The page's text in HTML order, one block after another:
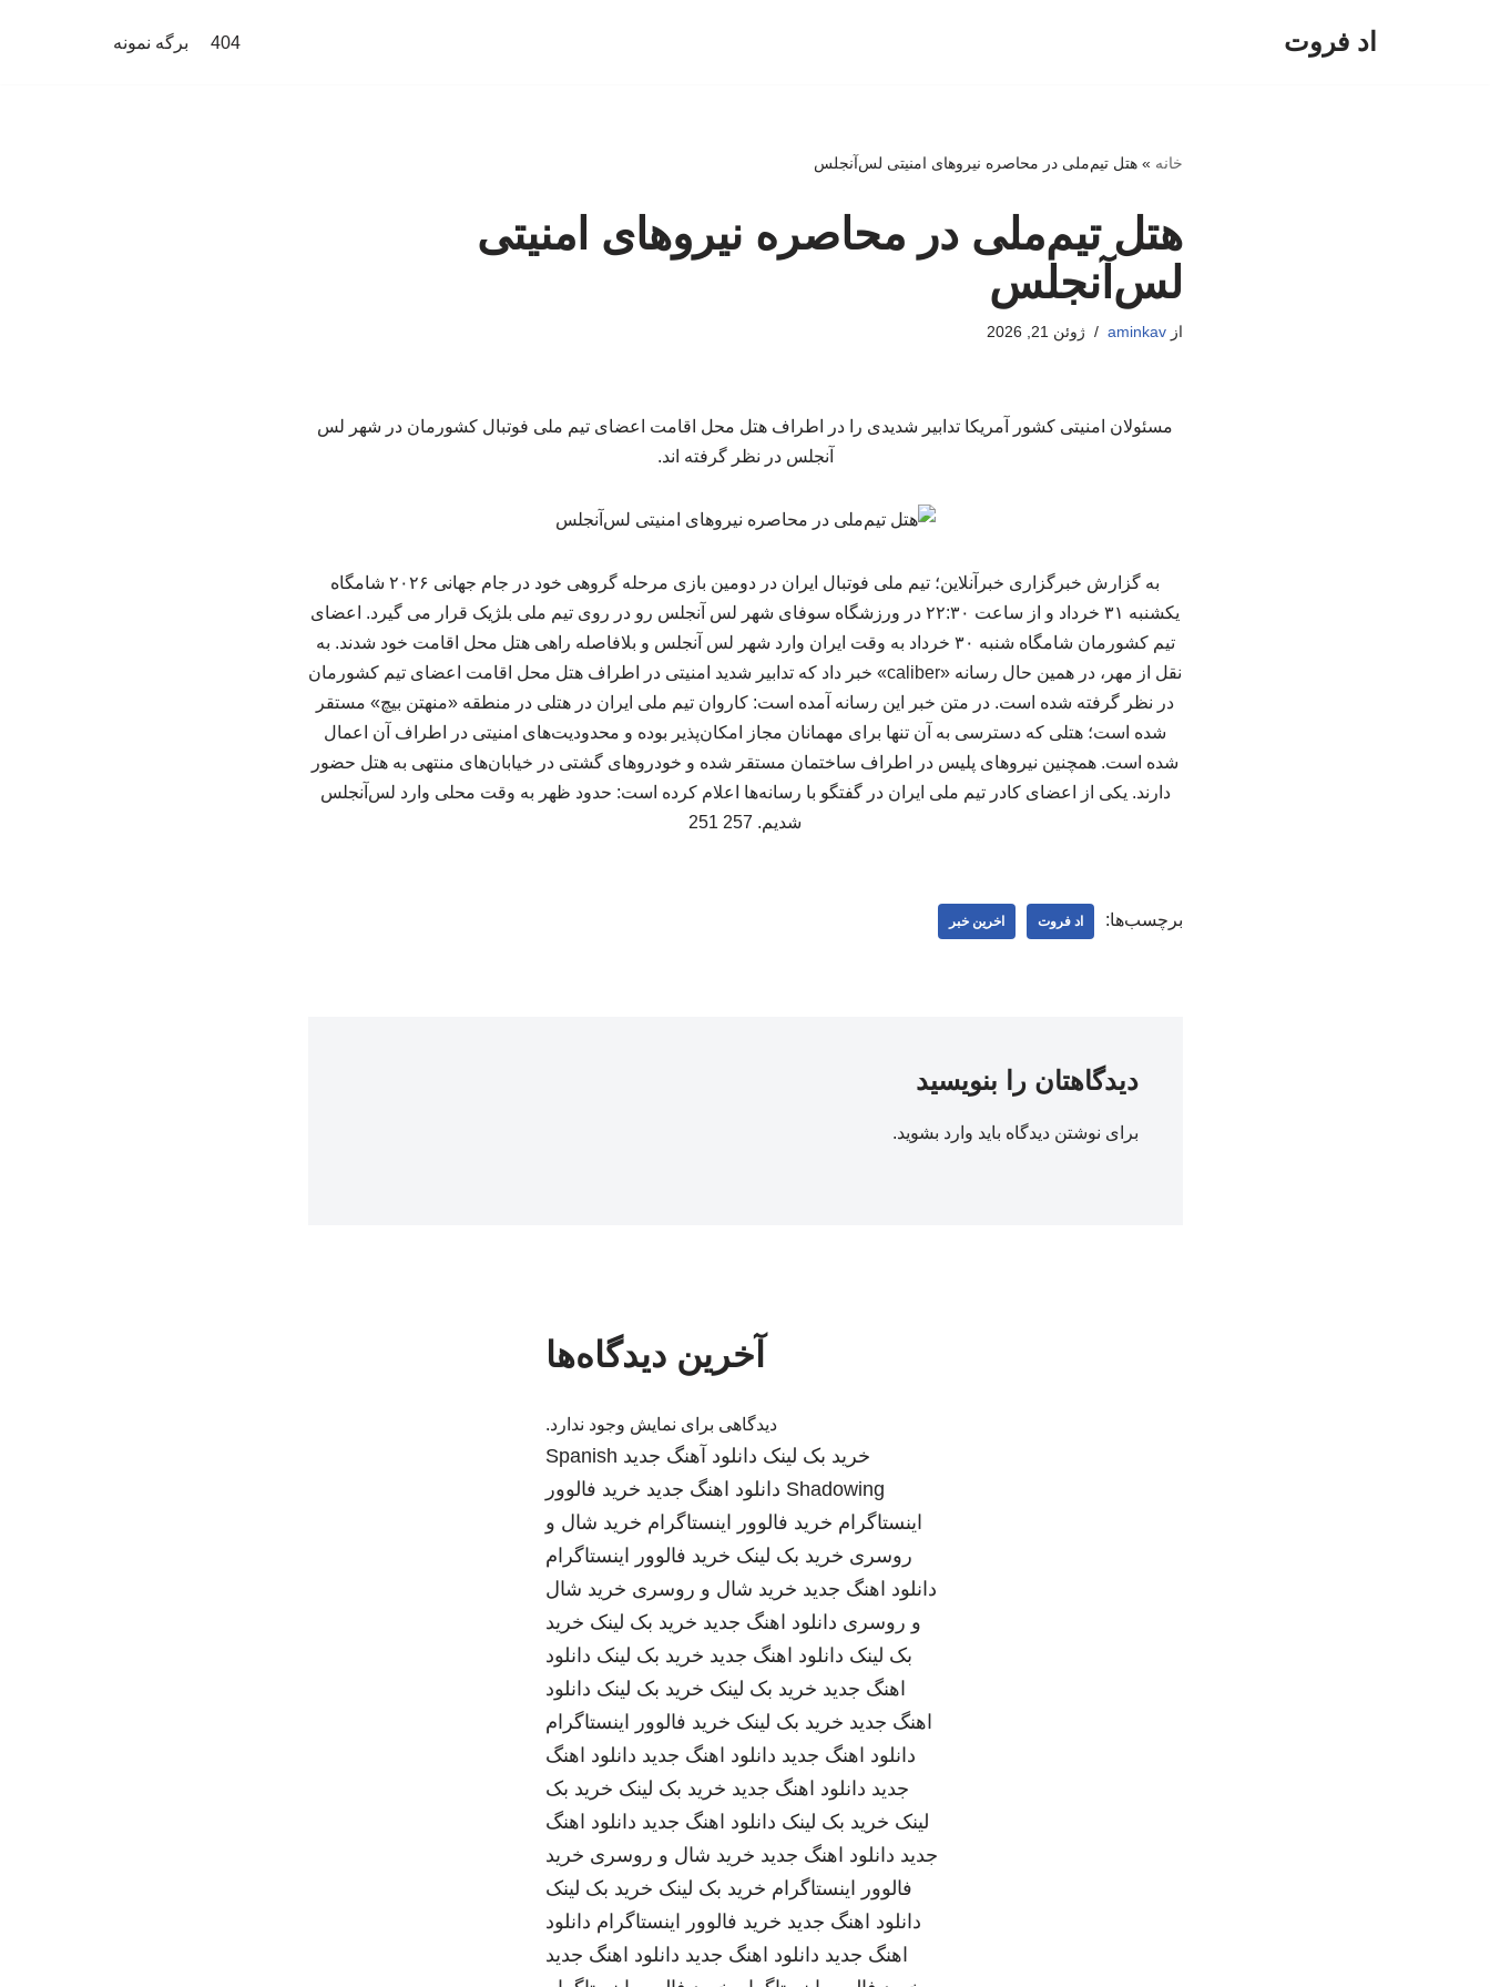
اد فروت 404 برگه نمونه
خانه »هتل تیم‌ملی در محاصره نیروهای امنیتی لس‌آنجلس
هتل تیم‌ملی در محاصره نیروهای امنیتی
لس‌آنجلس
ازaminkav ژوئن 21, 2026
مسئولان امنیتی کشور آمریکا تدابیر شدیدی را در اطراف هتل محل اقامت اعضای تیم ملی فوتبال کشورمان در شهر لس
آنجلس در نظر گرفته اند.
به گزارش خبرگزاری خبرآنلاین؛ تیم ملی فوتبال ایران در دومین بازی مرحله گروهی خود در جام جهانی ۲۰۲۶ شامگاه
یکشنبه ۳۱ خرداد و از ساعت ۲۲:۳۰ در ورزشگاه سوفای شهر لس آنجلس رو در روی تیم ملی بلژیک قرار می گیرد. اعضای
تیم کشورمان شامگاه شنبه ۳۰ خرداد به وقت ایران وارد شهر لس آنجلس و بلافاصله راهی هتل محل اقامت خود شدند. به
نقل از مهر، در همین حال رسانه «caliber» خبر داد که تدابیر شدید امنیتی در اطراف هتل محل اقامت اعضای تیم کشورمان
در نظر گرفته شده است. در متن خبر این رسانه آمده است: کاروان تیم ملی ایران در هتلی در منطقه «منهتن بیچ» مستقر
شده است؛ هتلی که دسترسی به آن تنها برای مهمانان مجاز امکان‌پذیر بوده و محدودیت‌های امنیتی در اطراف آن اعمال
شده است. همچنین نیروهای پلیس در اطراف ساختمان مستقر شده و خودروهای گشتی در خیابان‌های منتهی به هتل حضور
دارند. یکی از اعضای کادر تیم ملی ایران در گفتگو با رسانه‌ها اعلام کرده است: حدود ظهر به وقت محلی وارد لس‌آنجلس
شدیم. 257 251
برچسب‌ها: اد فروت اخرین خبر
دیدگاهتان را بنویسید
برای نوشتن دیدگاه باید وارد بشوید.
آخرین دیدگاه‌ها
دیدگاهی برای نمایش وجود ندارد.
خرید بک لینک دانلود آهنگ جدید Spanish
Shadowing دانلود اهنگ جدید خرید فالوور
اینستاگرام خرید فالوور اینستاگرام خرید شال و
روسری خرید بک لینک خرید فالوور اینستاگرام
دانلود اهنگ جدید خرید شال و روسری خرید شال
و روسری دانلود اهنگ جدید خرید بک لینک خرید
بک لینک دانلود اهنگ جدید خرید بک لینک دانلود
اهنگ جدید خرید بک لینک خرید بک لینک دانلود
اهنگ جدید خرید بک لینک خرید فالوور اینستاگرام
دانلود اهنگ جدید دانلود اهنگ جدید دانلود اهنگ
جدید دانلود اهنگ جدید خرید بک لینک خرید بک
لینک خرید بک لینک دانلود اهنگ جدید دانلود اهنگ
جدید دانلود اهنگ جدید خرید شال و روسری خرید
فالوور اینستاگرام خرید بک لینک خرید بک لینک
دانلود اهنگ جدید خرید فالوور اینستاگرام دانلود
اهنگ جدید دانلود اهنگ جدید دانلود اهنگ جدید